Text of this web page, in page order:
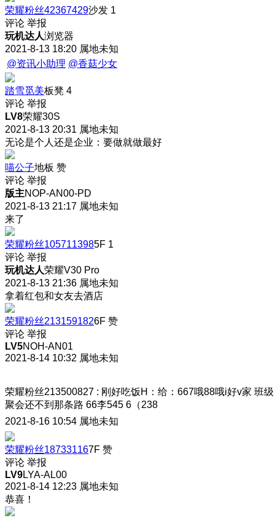
荣耀粉丝42367429沙发 1
评论 举报
玩机达人浏览器
2021-8-13 18:20 属地未知
@资讯小助理 @香菇少女
踏雪觅美板凳 4
评论 举报
LV8荣耀30S
2021-8-13 20:31 属地未知
无论是个人还是企业：要做就做最好
喵公子地板 赞
评论 举报
版主NOP-AN00-PD
2021-8-13 21:17 属地未知
来了
荣耀粉丝1057113985F 1
评论 举报
玩机达人荣耀V30 Pro
2021-8-13 21:36 属地未知
拿着红包和女友去酒店
荣耀粉丝2131591826F 赞
评论 举报
LV5NOH-AN01
2021-8-14 10:32 属地未知
荣耀粉丝213500827 : 刚好吃饭H：给：667哦88哦i好v家 班级
聚会还不到那条路 66李545 6（238
2021-8-16 10:54 属地未知
荣耀粉丝187331167F 赞
评论 举报
LV9LYA-AL00
2021-8-14 12:23 属地未知
恭喜！